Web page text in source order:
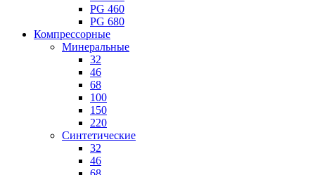
PG 460
PG 680
Компрессорные
Минеральные
32
46
68
100
150
220
Синтетические
32
46